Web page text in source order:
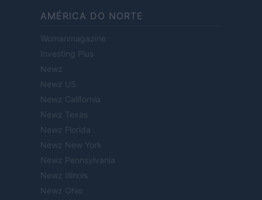
AMÉRICA DO NORTE
Womanmagazine
Investing Plus
Newz
Newz US
Newz California
Newz Texas
Newz Florida
Newz New York
Newz Pennsylvania
Newz Illinois
Newz Ohio